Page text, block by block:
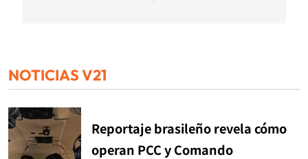
NOTICIAS V21
Reportaje brasileño revela cómo
operan PCC y Comando